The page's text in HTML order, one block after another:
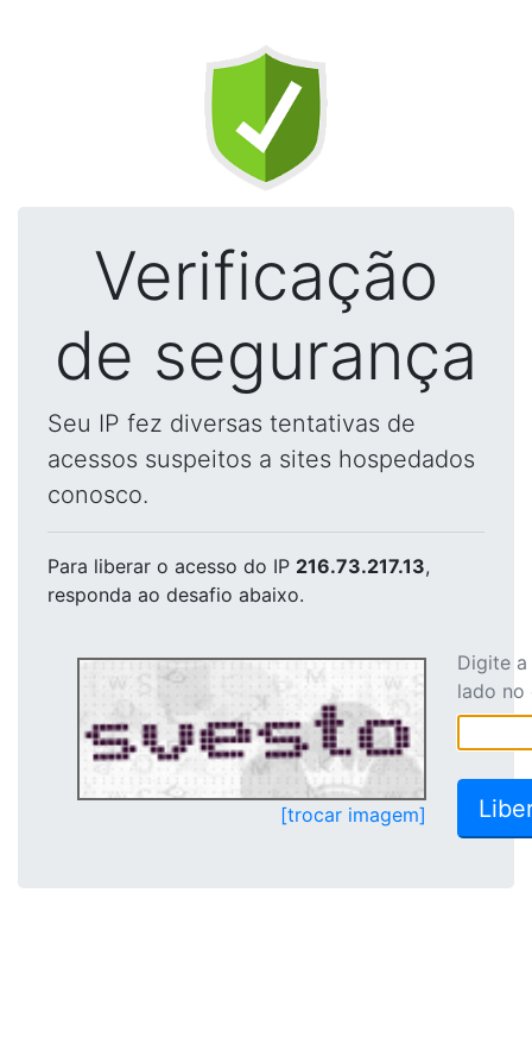
Verificação
de segurança
Seu IP fez diversas tentativas de
acessos suspeitos a sites hospedados
conosco.
Para liberar o acesso do IP 216.73.217.13,
responda ao desafio abaixo.
[trocar imagem]
Digite
lado no